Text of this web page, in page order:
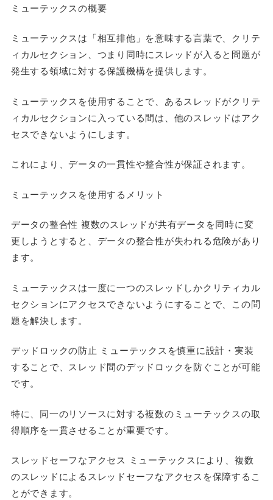
ミューテックスの概要
ミューテックスは「相互排他」を意味する言葉で、クリテ
ィカルセクション、つまり同時にスレッドが入ると問題が
発生する領域に対する保護機構を提供します。
ミューテックスを使用することで、あるスレッドがクリテ
ィカルセクションに入っている間は、他のスレッドはアク
セスできないようにします。
これにより、データの一貫性や整合性が保証されます。
ミューテックスを使用するメリット
データの整合性 複数のスレッドが共有データを同時に変
更しようとすると、データの整合性が失われる危険があり
ます。
ミューテックスは一度に一つのスレッドしかクリティカル
セクションにアクセスできないようにすることで、この問
題を解決します。
デッドロックの防止 ミューテックスを慎重に設計・実装
することで、スレッド間のデッドロックを防ぐことが可能
です。
特に、同一のリソースに対する複数のミューテックスの取
得順序を一貫させることが重要です。
スレッドセーフなアクセス ミューテックスにより、複数
のスレッドによるスレッドセーフなアクセスを保障するこ
とができます。